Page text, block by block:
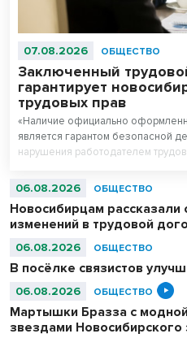
07.08.2026 ОБЩЕСТВО
Заключенный
гарантирует
трудовых прав
«Наличие официально
является гарантом безопасной
нарушения работодателем
договор», - рассказал
06.08.2026 ОБЩЕСТВО
Новосибирцам рассказали
изменений в трудовой
06.08.2026 ОБЩЕСТВО
В посёлке связистов
06.08.2026 ОБЩЕСТВО
Мартышки Бразза с
звездами Новосибирского